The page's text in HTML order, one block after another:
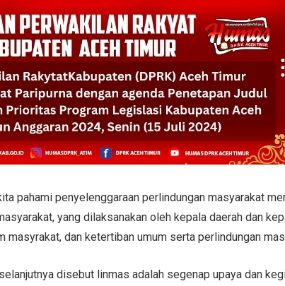
pahami penyelenggaraan perlindungan masyarakat
yang dilaksanakan oleh kepala daerah dan
masyrakat, dan ketertiban umum serta perlindungan
disebut linmas adalah segenap upaya dan